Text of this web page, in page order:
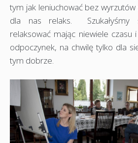
tym jak leniuchować bez
dla nas relaks. Szukałyśmy
relaksować mając niewiele czasu
odpoczynek, na chwilę tylko dla
tym dobrze.